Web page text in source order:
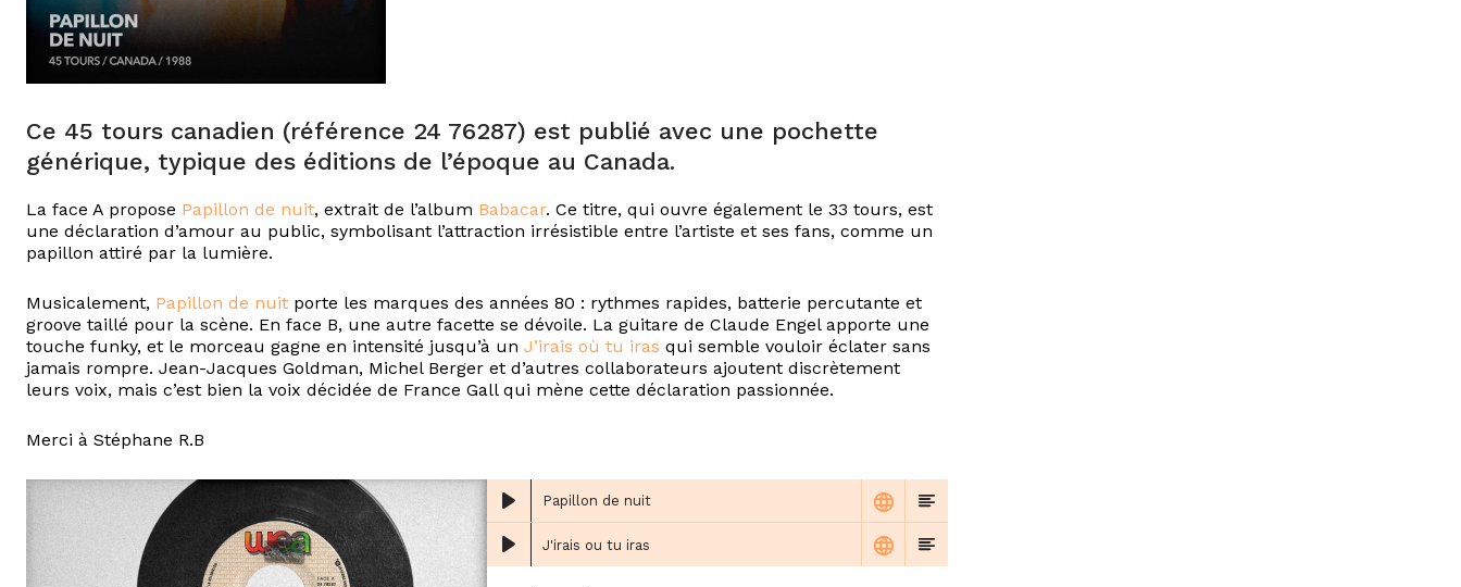
Ce 45 tours canadien (référence 24 76287) est publié avec une pochette
générique, typique des éditions de l’époque au Canada.
La face A propose Papillon de nuit, extrait de l’album Babacar. Ce titre, qui ouvre également le 33 tours, est
une déclaration d’amour au public, symbolisant l’attraction irrésistible entre l’artiste et ses fans, comme un
papillon attiré par la lumière.
Musicalement, Papillon de nuit porte les marques des années 80 : rythmes rapides, batterie percutante et
groove taillé pour la scène. En face B, une autre facette se dévoile. La guitare de Claude Engel apporte une
touche funky, et le morceau gagne en intensité jusqu’à un J’irais où tu iras qui semble vouloir éclater sans
jamais rompre. Jean-Jacques Goldman, Michel Berger et d’autres collaborateurs ajoutent discrètement
leurs voix, mais c’est bien la voix décidée de France Gall qui mène cette déclaration passionnée.
Merci à Stéphane R.B
Papillon de nuit
J'irais ou tu iras